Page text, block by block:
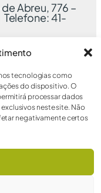
tecnologias como
do dispositivo. O
processar dados
neste site. Não
negativamente certos
Abreu, 776 –
Telefone: 41-